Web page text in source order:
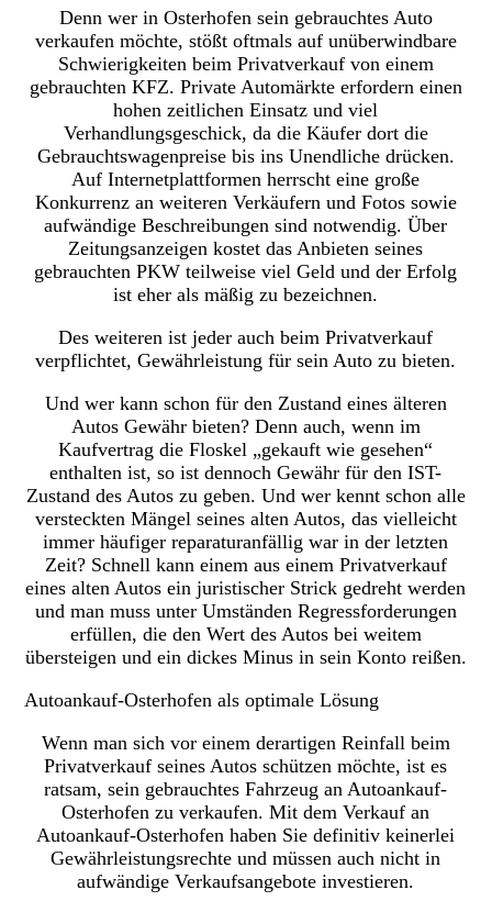
Denn wer in Osterhofen sein gebrauchtes Auto
verkaufen möchte, stößt oftmals auf unüberwindbare
Schwierigkeiten beim Privatverkauf von einem
gebrauchten KFZ. Private Automärkte erfordern einen
hohen zeitlichen Einsatz und viel
Verhandlungsgeschick, da die Käufer dort die
Gebrauchtswagenpreise bis ins Unendliche drücken.
Auf Internetplattformen herrscht eine große
Konkurrenz an weiteren Verkäufern und Fotos sowie
aufwändige Beschreibungen sind notwendig. Über
Zeitungsanzeigen kostet das Anbieten seines
gebrauchten PKW teilweise viel Geld und der Erfolg
ist eher als mäßig zu bezeichnen.
Des weiteren ist jeder auch beim Privatverkauf
verpflichtet, Gewährleistung für sein Auto zu bieten.
Und wer kann schon für den Zustand eines älteren
Autos Gewähr bieten? Denn auch, wenn im
Kaufvertrag die Floskel „gekauft wie gesehen“
enthalten ist, so ist dennoch Gewähr für den IST-
Zustand des Autos zu geben. Und wer kennt schon alle
versteckten Mängel seines alten Autos, das vielleicht
immer häufiger reparaturanfällig war in der letzten
Zeit? Schnell kann einem aus einem Privatverkauf
eines alten Autos ein juristischer Strick gedreht werden
und man muss unter Umständen Regressforderungen
erfüllen, die den Wert des Autos bei weitem
übersteigen und ein dickes Minus in sein Konto reißen.
Autoankauf-Osterhofen als optimale Lösung
Wenn man sich vor einem derartigen Reinfall beim
Privatverkauf seines Autos schützen möchte, ist es
ratsam, sein gebrauchtes Fahrzeug an Autoankauf-
Osterhofen zu verkaufen. Mit dem Verkauf an
Autoankauf-Osterhofen haben Sie definitiv keinerlei
Gewährleistungsrechte und müssen auch nicht in
aufwändige Verkaufsangebote investieren.